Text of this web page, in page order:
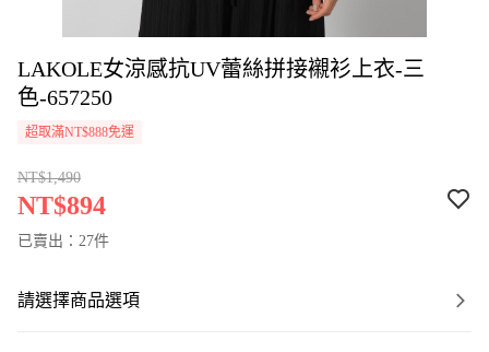
LAKOLE女涼感抗UV蕾絲拼接襯衫上衣-三
色-657250
超取滿NT$888免運
NT$1,490
NT$894
已賣出：27件
請選擇商品選項